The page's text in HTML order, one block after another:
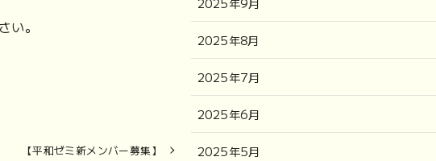
い。
【平和ゼミ新メンバー募集】
2025年8月
2025年7月
2025年6月
2025年5月